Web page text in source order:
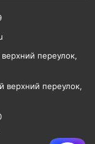
переулок,
верхний переулок,